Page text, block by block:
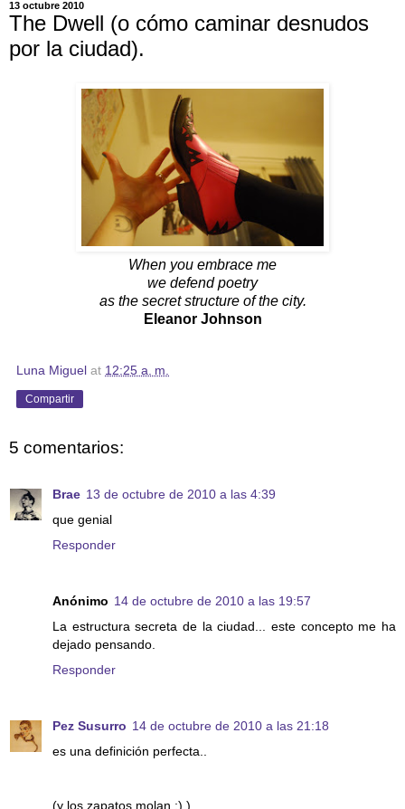
13 octubre 2010
The Dwell (o cómo caminar desnudos
por la ciudad).
When you embrace me
we defend poetry
as the secret structure of the city.
Eleanor Johnson
Luna Miguel at 12:25 a. m.
Compartir
5 comentarios:
Brae 13 de octubre de 2010 a las 4:39
que genial
Responder
Anónimo 14 de octubre de 2010 a las 19:57
La estructura secreta de la ciudad... este concepto me ha
dejado pensando.
Responder
Pez Susurro 14 de octubre de 2010 a las 21:18
es una definición perfecta..
(y los zapatos molan ;) )